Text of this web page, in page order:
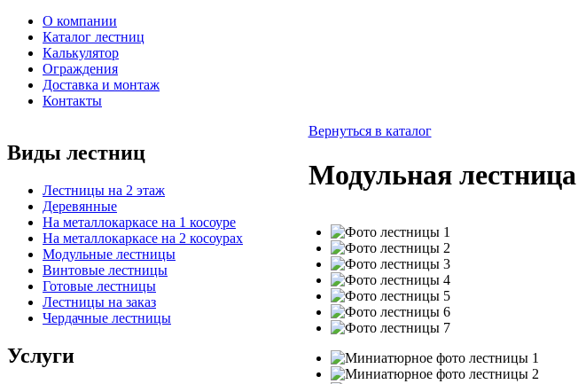
О компании
Каталог лестниц
Калькулятор
Ограждения
Доставка и монтаж
Контакты
Виды лестниц
Лестницы на 2 этаж
Деревянные
На металлокаркасе на 1 косоуре
На металлокаркасе на 2 косоурах
Модульные лестницы
Винтовые лестницы
Готовые лестницы
Лестницы на заказ
Чердачные лестницы
Услуги
Вернуться в каталог
Модульная